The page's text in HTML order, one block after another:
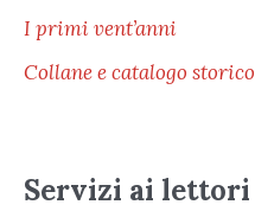
I primi vent’anni
Collane e catalogo storico
Servizi ai lettori